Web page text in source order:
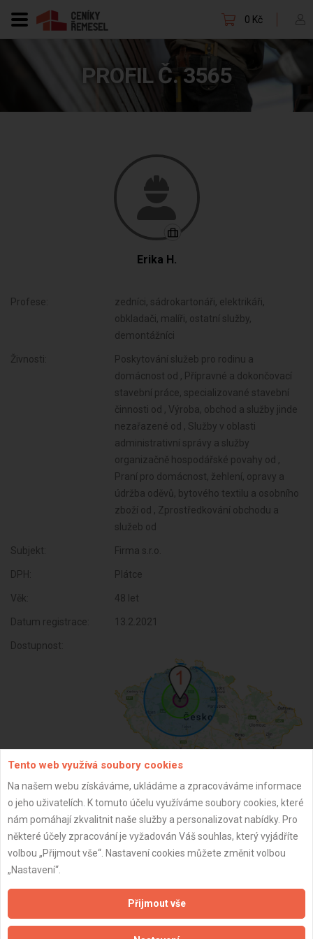
0 Kč
PROFIL Č. 3565
Erika H.
Profese:
zedníci, sádrokartonáři, elektrikáři,
obkladači, malíři, ostatní služby,
demontážníci
Živnosti:
Poskytování služeb pro rodinu a
domácnost od , Přípravné a dokončovací
stavební práce, specializované stavební
činnosti od , Výroba, obchod a služby jinde
nezařazené od , Služby v oblasti
administrativní správy a služby
organizačně hospodářské povahy od ,
Praní pro domácnost, žehlení, opravy a
údržba oděvů, bytového textilu a osobního
zboží od , Zprostředkování obchodu a
služeb od
Subjekt: Firma s.r.o.
DPH: Plátce
Věk: 48 let
Datum registrace: 13.2.2021
Dostupnost:
ZPĚT
Aktualizováno z portálu ARES dne 01.12.2025 01:30:02
Tento web využívá soubory cookies
Na našem webu získáváme, ukládáme a zpracováváme informace
o jeho uživatelích. K tomuto účelu využíváme soubory cookies, které
nám pomáhají zkvalitnit naše služby a personalizovat nabídky. Pro
některé účely zpracování je vyžadován Váš souhlas, který vyjádříte
volbou „Přijmout vše“. Nastavení cookies můžete změnit volbou
„Nastavení“.
Přijmout vše